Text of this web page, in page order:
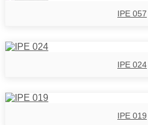
IPE 057
IPE 024
IPE 019